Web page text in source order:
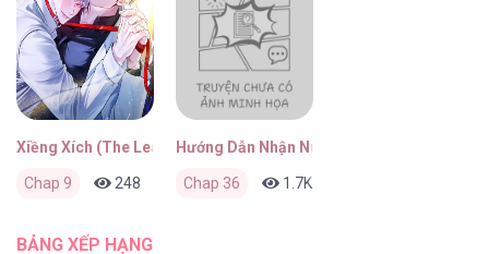
Xiềng Xích (The Leashed)
Chap 9 248 2 tuần trước
Hướng Dẫn Nhận Nuôi Loài Người
Chap 36 1.7K
BẢNG XẾP HẠNG